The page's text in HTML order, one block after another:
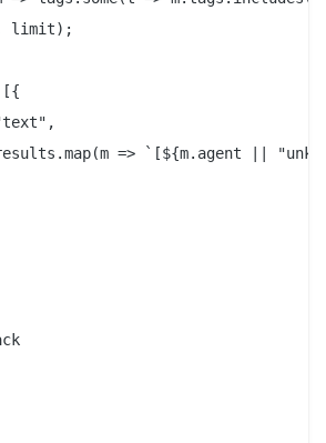
limit);
=> `[${m.agent ||